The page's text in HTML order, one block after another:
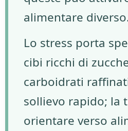
alimentare
Lo stress porta
cibi ricchi di
carboidrati
sollievo rapido; la
orientare verso